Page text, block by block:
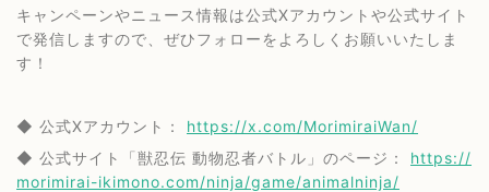
キャンペーンやニュース情報は公式Xアカウントや公式サイト
で発信しますので、ぜひフォローをよろしくお願いいたしま
す！
◆ 公式Xアカウント： https://x.com/MorimiraiWan/
◆ 公式サイト「獣忍伝 動物忍者バトル」のページ： https://
morimirai-ikimono.com/ninja/game/animalninja/